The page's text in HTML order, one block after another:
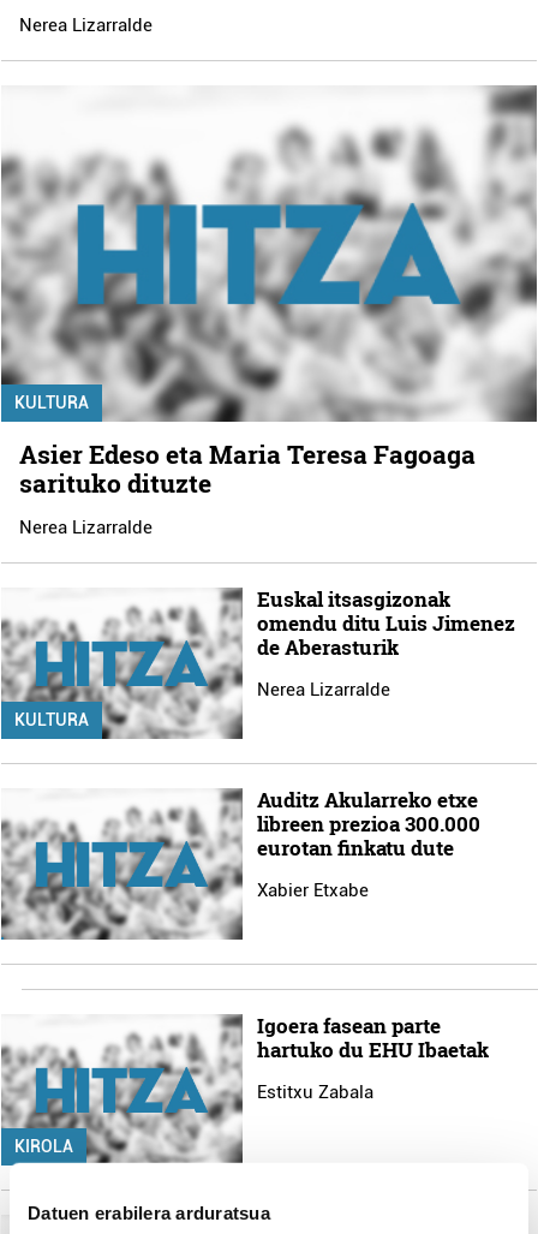
Datuen erabilera arduratsua
Nerea Lizarralde
KULTURA
Asier Edeso eta Maria Teresa Fagoaga
sarituko dituzte
Nerea Lizarralde
KULTURA
Euskal itsasgizonak
omendu ditu Luis Jimenez
de Aberasturik
Nerea Lizarralde
Auditz Akularreko etxe
libreen prezioa 300.000
eurotan finkatu dute
Xabier Etxabe
KIROLA
Igoera fasean parte
hartuko du EHU Ibaetak
Estitxu Zabala
Titulua lortzeko borrokan